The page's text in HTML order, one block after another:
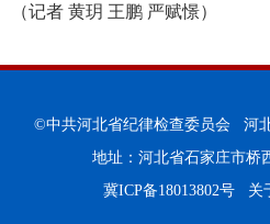
（记者 黄玥 王鹏 严赋憬）
©中共河北省纪律检查委员会
地址：河北省石家庄市桥
冀ICP备18013802号
关